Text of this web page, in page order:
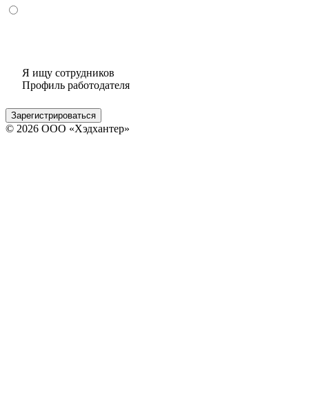
Я ищу сотрудников
Профиль работодателя
Зарегистрироваться
© 2026 ООО «Хэдхантер»